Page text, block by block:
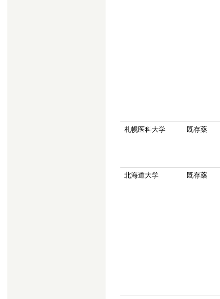
札幌医科大学 既存薬
北海道大学 既存薬